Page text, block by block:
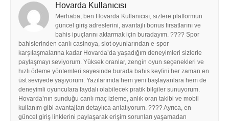
Hovarda Kullanıcısı
Merhaba, ben Hovarda Kullanıcısı, sizlere platformun
güncel giriş adreslerini, avantajlı bonus fırsatlarını ve
bahis ipuçlarını aktarmak için buradayım. ???? Spor
bahislerinden canlı casinoya, slot oyunlarından e-spor
karşılaşmalarına kadar Hovarda’da yaşadığım deneyimleri sizlerle
paylaşmayı seviyorum. Yüksek oranlar, zengin oyun seçenekleri ve
hızlı ödeme yöntemleri sayesinde burada bahis keyfini her zaman en
üst seviyede yaşıyorum. Yazılarımda hem yeni başlayanlara hem de
deneyimli oyunculara faydalı olabilecek pratik bilgiler sunuyorum.
Hovarda’nın sunduğu canlı maç izleme, anlık oran takibi ve mobil
kullanım gibi avantajları detaylıca anlatıyorum. ???? Ayrıca, en
güncel giriş linklerini paylaşarak erişim sorunları yaşamadan